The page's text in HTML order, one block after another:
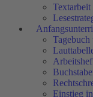
Textarbeit
Einstieg